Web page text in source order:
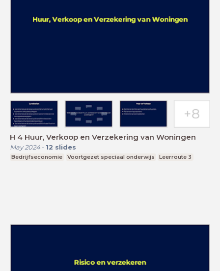
H 4 Huur, Verkoop en Verzekering van Woningen
May 2024- 12 slides
Bedrijfseconomie Voortgezet speciaal onderwijs Leerroute 3